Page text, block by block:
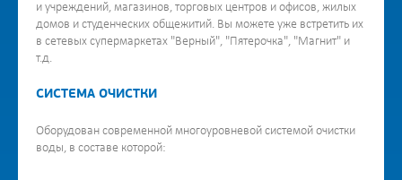
и учреждений, магазинов, торговых центров и офисов, жилых
домов и студенческих общежитий. Вы можете уже встретить их
в сетевых супермаркетах "Верный", "Пятерочка", "Магнит" и
т.д.
СИСТЕМА ОЧИСТКИ
Оборудован современной многоуровневой системой очистки
воды, в составе которой: